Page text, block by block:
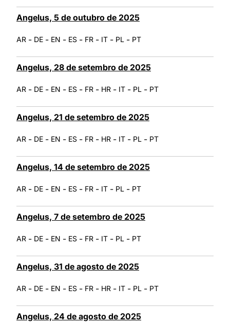
Angelus, 5 de outubro de 2025
AR - DE - EN - ES - FR - IT - PL - PT
Angelus, 28 de setembro de 2025
AR - DE - EN - ES - FR - HR - IT - PL - PT
Angelus, 21 de setembro de 2025
AR - DE - EN - ES - FR - HR - IT - PL - PT
Angelus, 14 de setembro de 2025
AR - DE - EN - ES - FR - IT - PL - PT
Angelus, 7 de setembro de 2025
AR - DE - EN - ES - FR - IT - PL - PT
Angelus, 31 de agosto de 2025
AR - DE - EN - ES - FR - HR - IT - PL - PT
Angelus, 24 de agosto de 2025